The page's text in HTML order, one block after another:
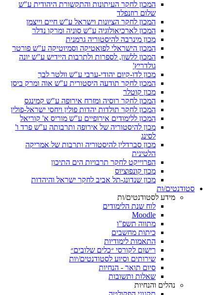
המכון לחקר העיתונות והתקשורת היהודית ע"ש
שלום רוזנפלד
המכון לחקר הציונות וישראל ע"ש חיים וייצמן
המכון לארכיאולוגיה ע"ש סוניה ומרקו נדלר
מכון מינרבה להיסטוריה גרמנית
המכון הישראלי לפואטיקה וסמיוטיקה ע"ש פורטר
המכון ללשון, לספרות ולתרבות היידיש ע"ש יונה
גולדריץ'
מכון לדו-קיום יהודי-ערבי ע"ש וולטר לבך
המכון לחקר תודעה היסטורית ע"ש אוה ומרק ביסן
מכון קוטלר
המכון לחקר רוסיה ומזרח אירופה ע"ש קמינגס
המכון לחקר תולדות יהדות פולין ויחסי ישראל-פולין
המכון ללימודים אירופיים ע"ש מוריס א' קוריאל
מכון להיסטוריה של אירופה ותרבותה ע"ש פרד ו'
לסינג
מכון סברדלין להיסטוריה ותרבות של אמריקה
הלטינית
הפרוייקט לחקר תרבויות הים התיכון
מכון קונפוציוס
מכון שנדונג-תל אביב לחקר ישראל והיהדות
סטודנטים/ות
מידע לסטודנטים/ות
לוח שנת הלימודים
Moodle
מתווה תשפ"ו
כיתות מחשבים
התאמות לימודיות
רישום לקורסי ״כלים שלובים״
שירותים וסיוע לסטודנטים/יות
סיום תואר - הנחיות
שאלות ותשובות
נהלים והנחיות